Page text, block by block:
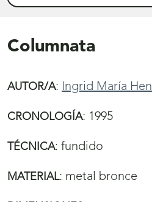
Columnata
AUTOR/A: Ingrid María
CRONOLOGÍA: 1995
TÉCNICA: fundido
MATERIAL: metal bronce